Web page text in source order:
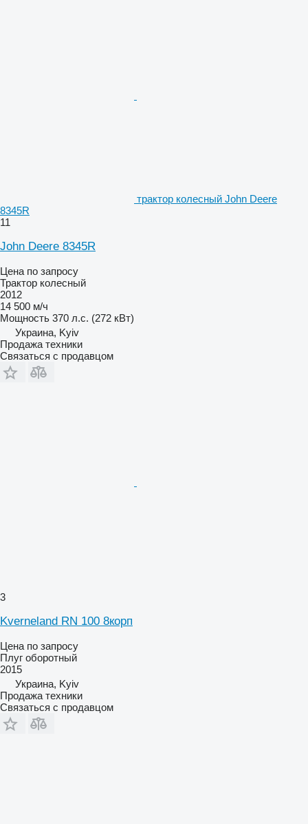
трактор колесный John Deere
8345R
11
John Deere 8345R
Цена по запросу
Трактор колесный
2012
14 500 м/ч
Мощность 370 л.с. (272 кВт)
Украина, Kyiv
Продажа техники
Связаться с продавцом
3
Kverneland RN 100 8корп
Цена по запросу
Плуг оборотный
2015
Украина, Kyiv
Продажа техники
Связаться с продавцом